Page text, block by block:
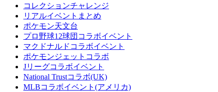
コレクションチャレンジ
リアルイベントまとめ
ポケモン天文台
プロ野球12球団コラボイベント
マクドナルドコラボイベント
ポケモンジェットコラボ
Jリーグコラボイベント
National Trustコラボ(UK)
MLBコラボイベント(アメリカ)